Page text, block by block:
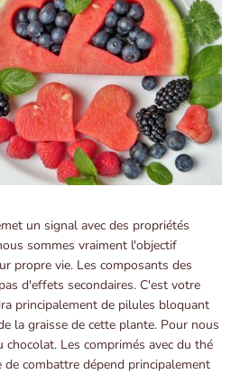
un signal avec des propriétés
sommes vraiment l'objectif
propre vie. Les composants des
d'effets secondaires. C'est votre
principalement de pilules bloquant
la graisse de cette plante. Pour nous
Les comprimés avec du thé
de combattre dépend principalement